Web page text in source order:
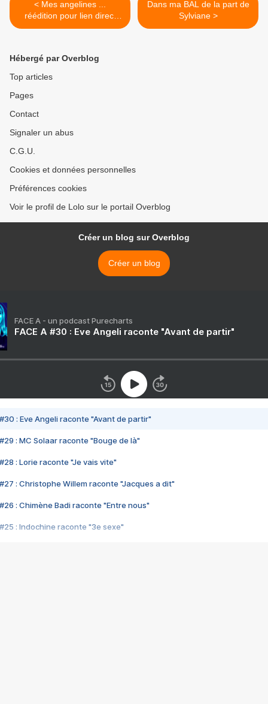
< Mes angelines ...
réédition pour lien direct
vers tuto
Dans ma BAL de la part de
Sylviane >
Hébergé par Overblog
Top articles
Pages
Contact
Signaler un abus
C.G.U.
Cookies et données personnelles
Préférences cookies
Voir le profil de Lolo sur le portail Overblog
Créer un blog sur Overblog
Créer un blog
FACE A - un podcast Purecharts
FACE A #30 : Eve Angeli raconte "Avant de partir"
#30 : Eve Angeli raconte "Avant de partir"
#29 : MC Solaar raconte "Bouge de là"
#28 : Lorie raconte "Je vais vite"
#27 : Christophe Willem raconte "Jacques a dit"
#26 : Chimène Badi raconte "Entre nous"
#25 : Indochine raconte "3e sexe"